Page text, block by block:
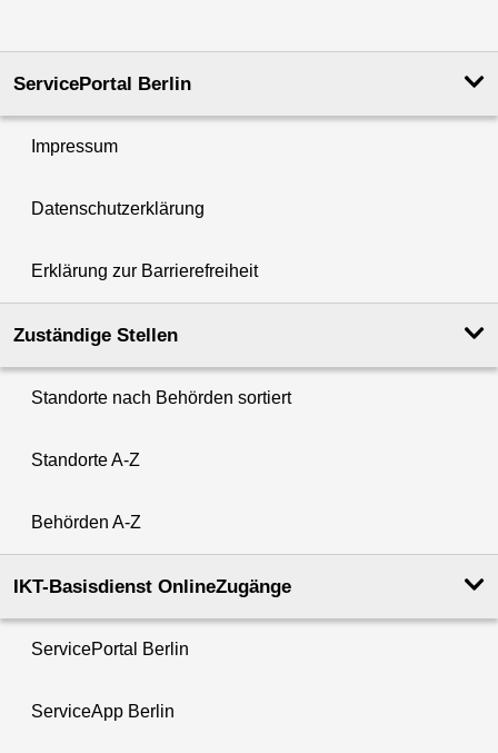
ServicePortal Berlin
Impressum
Datenschutzerklärung
Erklärung zur Barrierefreiheit
Zuständige Stellen
Standorte nach Behörden sortiert
Standorte A-Z
Behörden A-Z
IKT-Basisdienst OnlineZugänge
ServicePortal Berlin
ServiceApp Berlin